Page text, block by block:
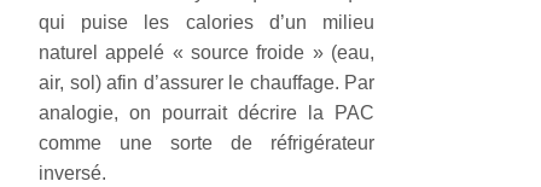
qui puise les calories d’un milieu
naturel appelé « source froide » (eau,
air, sol) afin d’assurer le chauffage. Par
analogie, on pourrait décrire la PAC
comme une sorte de réfrigérateur
inversé.